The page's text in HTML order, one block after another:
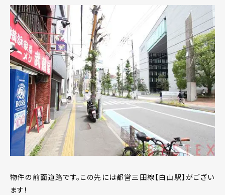
物件の前面道路です。この先には都営三田線【白山駅】がござい
ます！